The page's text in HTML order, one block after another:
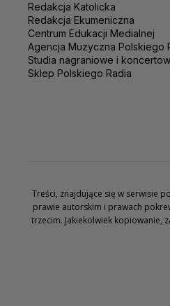
Redakcja Katolicka
Redakcja Ekumeniczna
Centrum Edukacji Medialnej
Agencja Muzyczna Polskiego
Studia nagraniowe i
Sklep Polskiego Radia
Treści, znajdujące się w serwisie
prawie autorskim i prawach
trzecim. Jakiekolwiek kopiowanie,